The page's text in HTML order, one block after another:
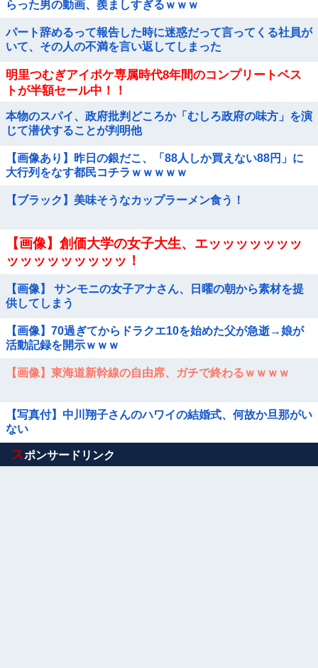
らった男の動画、羨ましすぎるｗｗｗ
パート辞めるって報告した時に迷惑だって言ってくる社員が
いて、その人の不満を言い返してしまった
明里つむぎアイポケ専属時代8年間のコンプリートベス
トが半額セール中！！
本物のスパイ、政府批判どころか「むしろ政府の味方」を演
じて潜伏することが判明他
【画像あり】昨日の銀だこ、「88人しか買えない88円」に
大行列をなす都民コチラｗｗｗｗｗ
【ブラック】美味そうなカップラーメン食う！
【画像】創価大学の女子大生、エッッッッッッッ
ッッッッッッッッッ！
【画像】 サンモニの女子アナさん、日曜の朝から素材を提
供してしまう
【画像】70過ぎてからドラクエ10を始めた父が急逝→娘が
活動記録を開示ｗｗｗ
【画像】東海道新幹線の自由席、ガチで終わるｗｗｗｗ
【写真付】中川翔子さんのハワイの結婚式、何故か旦那がい
ない
Powered by livedoor 相互RSS
スポンサードリンク